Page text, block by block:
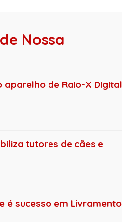
Nossa
aparelho de Raio-X Digital
tutores de cães e
é sucesso em Livramento